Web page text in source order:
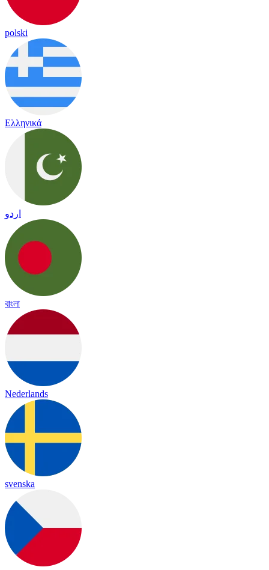
polski
Ελληνικά
اردو
বাংলা
Nederlands
svenska